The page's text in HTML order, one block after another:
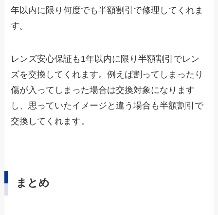
年以内に限り何度でも半額割引で修理してくれま
す。
レンズ安心保証も1年以内に限り半額割引でレン
ズを交換してくれます。例えば割ってしまったり
傷が入ってしまった場合は交換対象になります
し、思っていたイメージと違う場合も半額割引で
交換してくれます。
まとめ